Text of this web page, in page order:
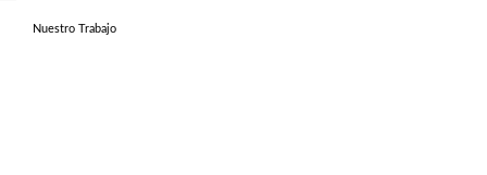
Nuestro Trabajo